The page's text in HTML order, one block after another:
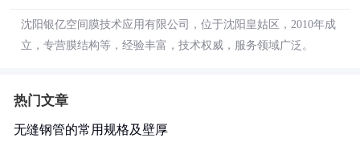
沈阳银亿空间膜技术应用有限公司，位于沈阳皇姑区，2010年成
立，专营膜结构等，经验丰富，技术权威，服务领域广泛。
热门文章
无缝钢管的常用规格及壁厚